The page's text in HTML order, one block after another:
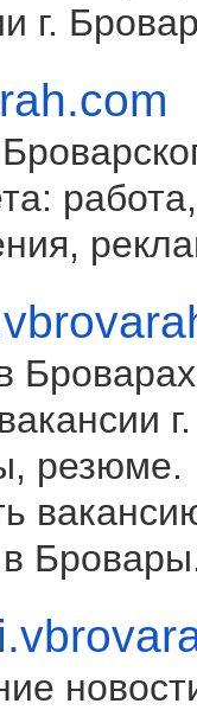
г.
работа,
г.
резюме.